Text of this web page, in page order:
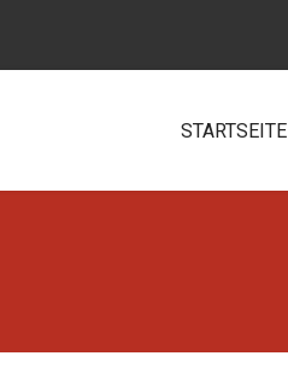
STARTSEITE